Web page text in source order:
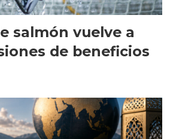
salmón vuelve a
de beneficios